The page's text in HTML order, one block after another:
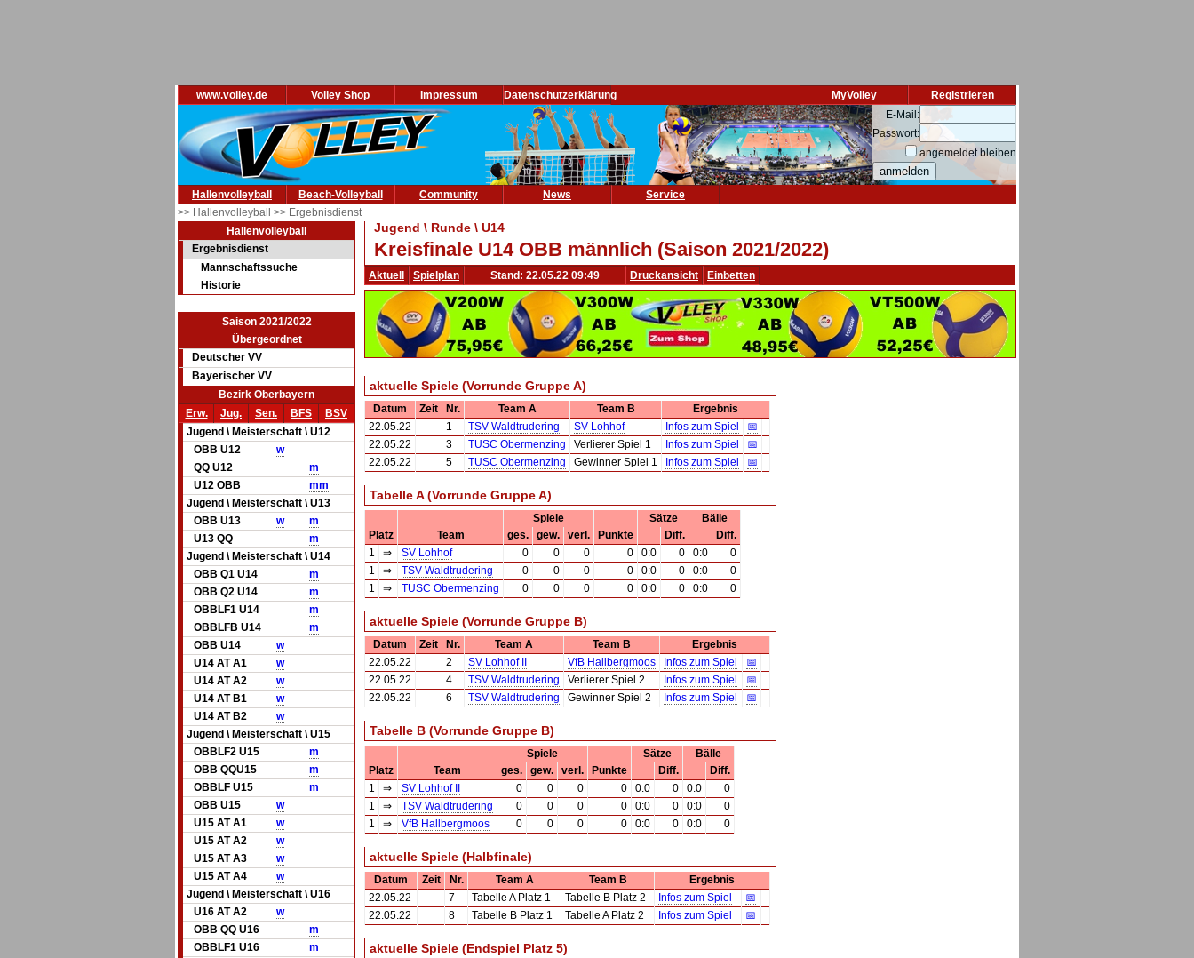
www.volley.de Volley Shop Impressum Datenschutzerklärung Registrieren
MyVolley
E-Mail:
Passwort:
angemeldet bleiben
Hallenvolleyball Beach-Volleyball Community News
Service
>> Hallenvolleyball >> Ergebnisdienst
Hallenvolleyball
Ergebnisdienst
Mannschaftssuche
Historie
Saison 2021/2022
Übergeordnet
Deutscher VV
Bayerischer VV
Bezirk Oberbayern
Erw.
Jug. Sen. BFS
BSV
Jugend \ Meisterschaft \ U12
OBB U12
w
QQ U12
m
U12 OBB
mm
Jugend \ Meisterschaft \ U13
OBB U13
w
m
U13 QQ
m
Jugend \ Meisterschaft \ U14
OBB Q1 U14
m
OBB Q2 U14
m
OBBLF1 U14
m
OBBLFB U14
m
OBB U14
w
U14 AT A1
w
U14 AT A2
w
U14 AT B1
w
U14 AT B2
w
Jugend \ Meisterschaft \ U15
OBBLF2 U15
m
OBB QQU15
m
OBBLF U15
m
OBB U15
w
U15 AT A1
w
U15 AT A2
w
U15 AT A3
w
U15 AT A4
w
Jugend \ Meisterschaft \ U16
U16 AT A2
w
OBB QQ U16
m
OBBLF1 U16
m
Jugend \ Runde \ U14
Kreisfinale U14 OBB männlich (Saison 2021/2022)
Aktuell Spielplan Stand: 22.05.22 09:49 Druckansicht Einbetten
aktuelle Spiele (Vorrunde Gruppe A)
Datum Zeit Nr. Team A Team B
Ergebnis
22.05.22
1 TSV Waldtrudering SV Lohhof Infos zum Spiel
📅
22.05.22
3 TUSC Obermenzing Verlierer Spiel 1 Infos zum Spiel
📅
22.05.22
5 TUSC Obermenzing Gewinner Spiel 1 Infos zum Spiel 📅
Tabelle A (Vorrunde Gruppe A)
Spiele Sätze
Bälle
Platz
Team ges. gew. verl. Punkte Diff.
Diff.
1
⇒ SV Lohhof 0 0 0 0 0:0 0 0:0
0
1
⇒ TSV Waldtrudering 0 0 0 0 0:0 0 0:0
0
1
⇒ TUSC Obermenzing 0 0 0 0 0:0 0 0:0 0
aktuelle Spiele (Vorrunde Gruppe B)
Datum Zeit Nr. Team A Team B
Ergebnis
22.05.22
2 SV Lohhof II VfB Hallbergmoos Infos zum Spiel
📅
22.05.22
4 TSV Waldtrudering Verlierer Spiel 2 Infos zum Spiel
📅
22.05.22
6 TSV Waldtrudering Gewinner Spiel 2 Infos zum Spiel 📅
Tabelle B (Vorrunde Gruppe B)
Spiele Sätze
Bälle
Platz
Team ges. gew. verl. Punkte Diff.
Diff.
1
⇒ SV Lohhof II 0 0 0 0 0:0 0 0:0
0
1
⇒ TSV Waldtrudering 0 0 0 0 0:0 0 0:0
0
1
⇒ VfB Hallbergmoos 0 0 0 0 0:0 0 0:0 0
aktuelle Spiele (Halbfinale)
Datum Zeit Nr. Team A Team B
Ergebnis
22.05.22
7 Tabelle A Platz 1 Tabelle B Platz 2 Infos zum Spiel
📅
22.05.22
8 Tabelle B Platz 1 Tabelle A Platz 2 Infos zum Spiel 📅
aktuelle Spiele (Endspiel Platz 5)